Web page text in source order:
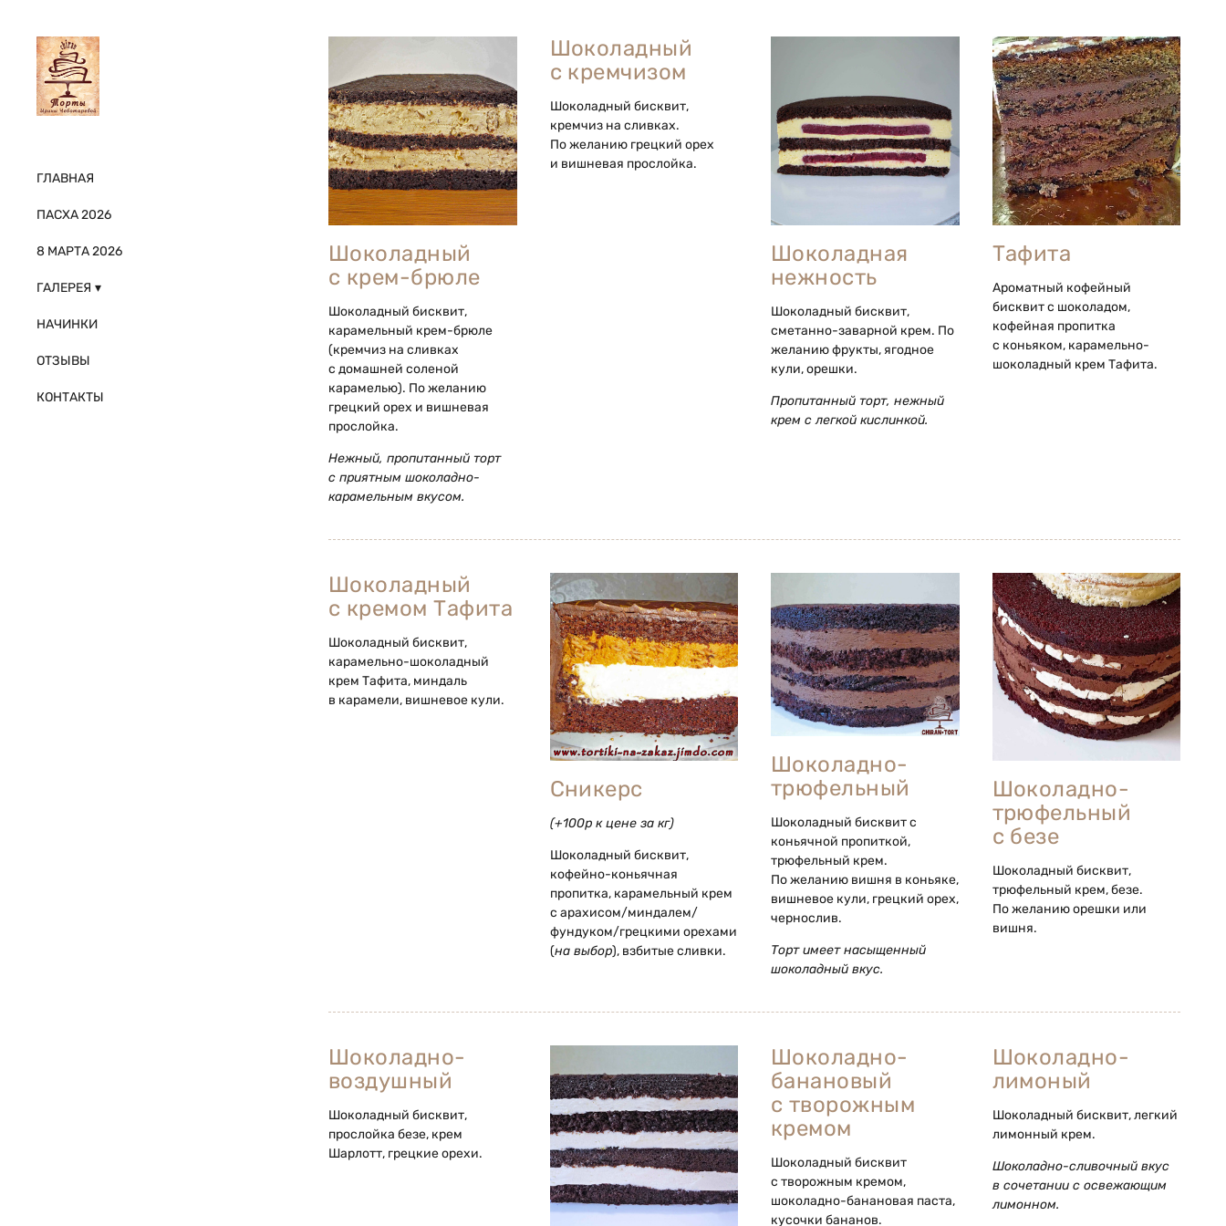
ГЛАВНАЯ
ПАСХА 2026
8 МАРТА 2026
ГАЛЕРЕЯ
НАЧИНКИ
ОТЗЫВЫ
КОНТАКТЫ
Шоколадный
с крем-брюле
Шоколадный бисквит,
карамельный крем-брюле
(кремчиз на сливках
с домашней соленой
карамелью). По желанию
грецкий орех и вишневая
прослойка.
Нежный, пропитанный торт
с приятным шоколадно-
карамельным вкусом.
Шоколадный
с кремчизом
Шоколадный бисквит,
кремчиз на сливках.
По желанию грецкий орех
и вишневая прослойка.
Шоколадная
нежность
Шоколадный бисквит,
сметанно-заварной крем. По
желанию фрукты, ягодное
кули, орешки.
Пропитанный торт, нежный
крем с легкой кислинкой.
Тафита
Ароматный кофейный
бисквит с шоколадом,
кофейная пропитка
с коньяком, карамельно-
шоколадный крем Тафита.
Шоколадный
с кремом Тафита
Шоколадный бисквит,
карамельно-шоколадный
крем Тафита, миндаль
в карамели, вишневое кули.
Сникерс
(+100р к цене за кг)
Шоколадный бисквит,
кофейно-коньячная
пропитка, карамельный крем
с арахисом/миндалем/
фундуком/грецкими орехами
(на выбор), взбитые сливки.
Шоколадно-
трюфельный
Шоколадный бисквит с
коньячной пропиткой,
трюфельный крем.
По желанию вишня в коньяке,
вишневое кули, грецкий орех,
чернослив.
Торт имеет насыщенный
шоколадный вкус.
Шоколадно-
трюфельный
с безе
Шоколадный бисквит,
трюфельный крем, безе.
По желанию орешки или
вишня.
Шоколадно-
воздушный
Шоколадный бисквит,
прослойка безе, крем
Шарлотт, грецкие орехи.
Шоколадно-
банановый
с творожным
кремом
Шоколадный бисквит
с творожным кремом,
шоколадно-банановая паста,
кусочки бананов.
Шоколадно-
лимоный
Шоколадный бисквит, легкий
лимонный крем.
Шоколадно-сливочный вкус
в сочетании с освежающим
лимонном.